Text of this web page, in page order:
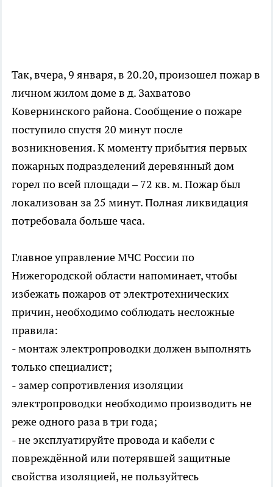
Так, вчера, 9 января, в 20.20, произошел пожар в
личном жилом доме в д. Захватово
Ковернинского района. Сообщение о пожаре
поступило спустя 20 минут после
возникновения. К моменту прибытия первых
пожарных подразделений деревянный дом
горел по всей площади – 72 кв. м. Пожар был
локализован за 25 минут. Полная ликвидация
потребовала больше часа.
Главное управление МЧС России по
Нижегородской области напоминает, чтобы
избежать пожаров от электротехнических
причин, необходимо соблюдать несложные
правила:
- монтаж электропроводки должен выполнять
только специалист;
- замер сопротивления изоляции
электропроводки необходимо производить не
реже одного раза в три года;
- не эксплуатируйте провода и кабели с
повреждённой или потерявшей защитные
свойства изоляцией, не пользуйтесь